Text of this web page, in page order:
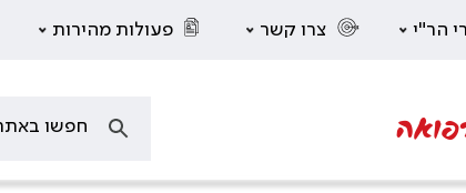
הר"י צרו קשר פעולות מהירות